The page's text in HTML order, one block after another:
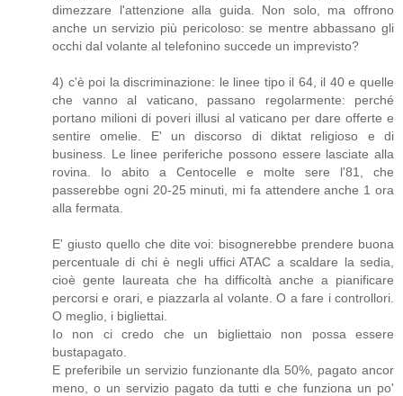
dimezzare l'attenzione alla guida. Non solo, ma offrono
anche un servizio più pericoloso: se mentre abbassano gli
occhi dal volante al telefonino succede un imprevisto?
4) c'è poi la discriminazione: le linee tipo il 64, il 40 e quelle
che vanno al vaticano, passano regolarmente: perché
portano milioni di poveri illusi al vaticano per dare offerte e
sentire omelie. E' un discorso di diktat religioso e di
business. Le linee periferiche possono essere lasciate alla
rovina. Io abito a Centocelle e molte sere l'81, che
passerebbe ogni 20-25 minuti, mi fa attendere anche 1 ora
alla fermata.
E' giusto quello che dite voi: bisognerebbe prendere buona
percentuale di chi è negli uffici ATAC a scaldare la sedia,
cioè gente laureata che ha difficoltà anche a pianificare
percorsi e orari, e piazzarla al volante. O a fare i controllori.
O meglio, i bigliettai.
Io non ci credo che un bigliettaio non possa essere
bustapagato.
E preferibile un servizio funzionante dla 50%, pagato ancor
meno, o un servizio pagato da tutti e che funziona un po'